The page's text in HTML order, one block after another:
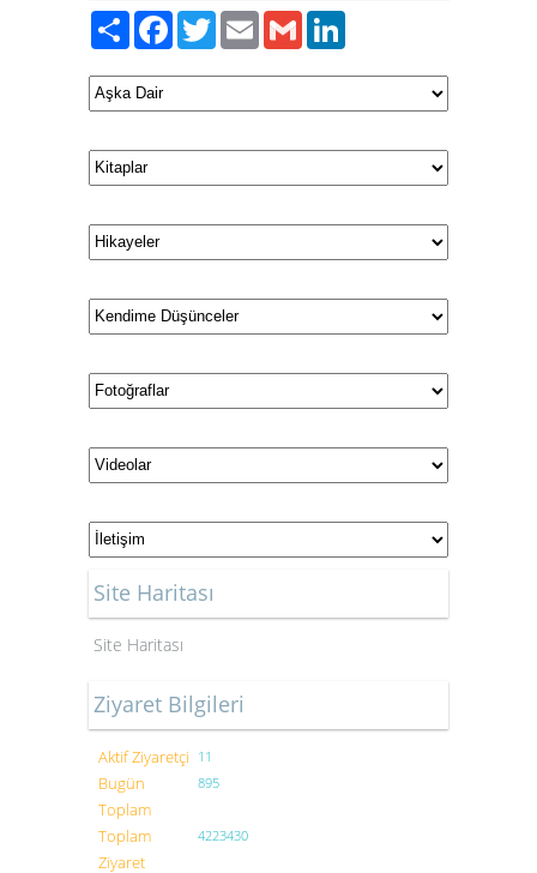
PaylaşFacebook
TwitterEmailGmail
Site Haritası
Site Haritası
Ziyaret Bilgileri
Aktif Ziyaretçi 11
Bugün
Toplam
895
Toplam
Ziyaret
4223430